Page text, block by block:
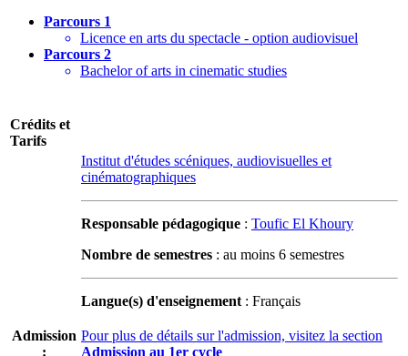
Parcours 1
Licence en arts du spectacle - option audiovisuel
Parcours 2
Bachelor of arts in cinematic studies
Crédits et
Tarifs
Institut d'études scéniques, audiovisuelles et
cinématographiques
Responsable pédagogique : Toufic El Khoury
Nombre de semestres : au moins 6 semestres
Langue(s) d'enseignement : Français
Admission
:
Pour plus de détails sur l'admission, visitez la section
Admission au 1er cycle